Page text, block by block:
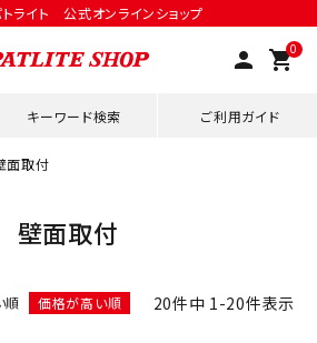
ライト 公式オンラインショップ
person 0
shopping_cart
キーワード検索 ご利用ガイド
面取付
壁面取付
順 価格が高い順 20件中 1-20件表示